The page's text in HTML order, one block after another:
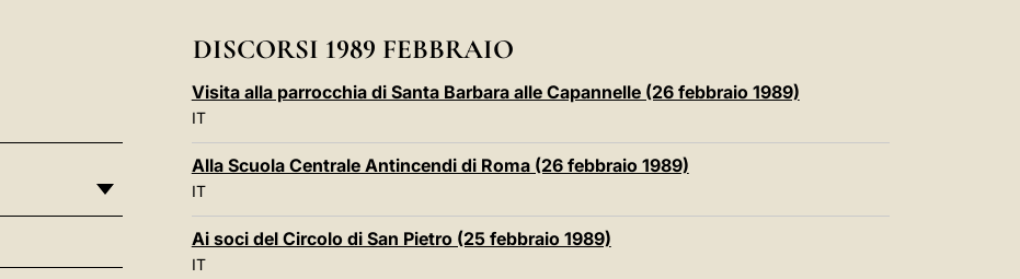
POLSKI
LATINE
DISCORSI 1989 FEBBRAIO
Visita alla parrocchia di Santa Barbara alle Capannelle (26 febbraio 1989)
IT
Alla Scuola Centrale Antincendi di Roma (26 febbraio 1989)
IT
Ai soci del Circolo di San Pietro (25 febbraio 1989)
IT